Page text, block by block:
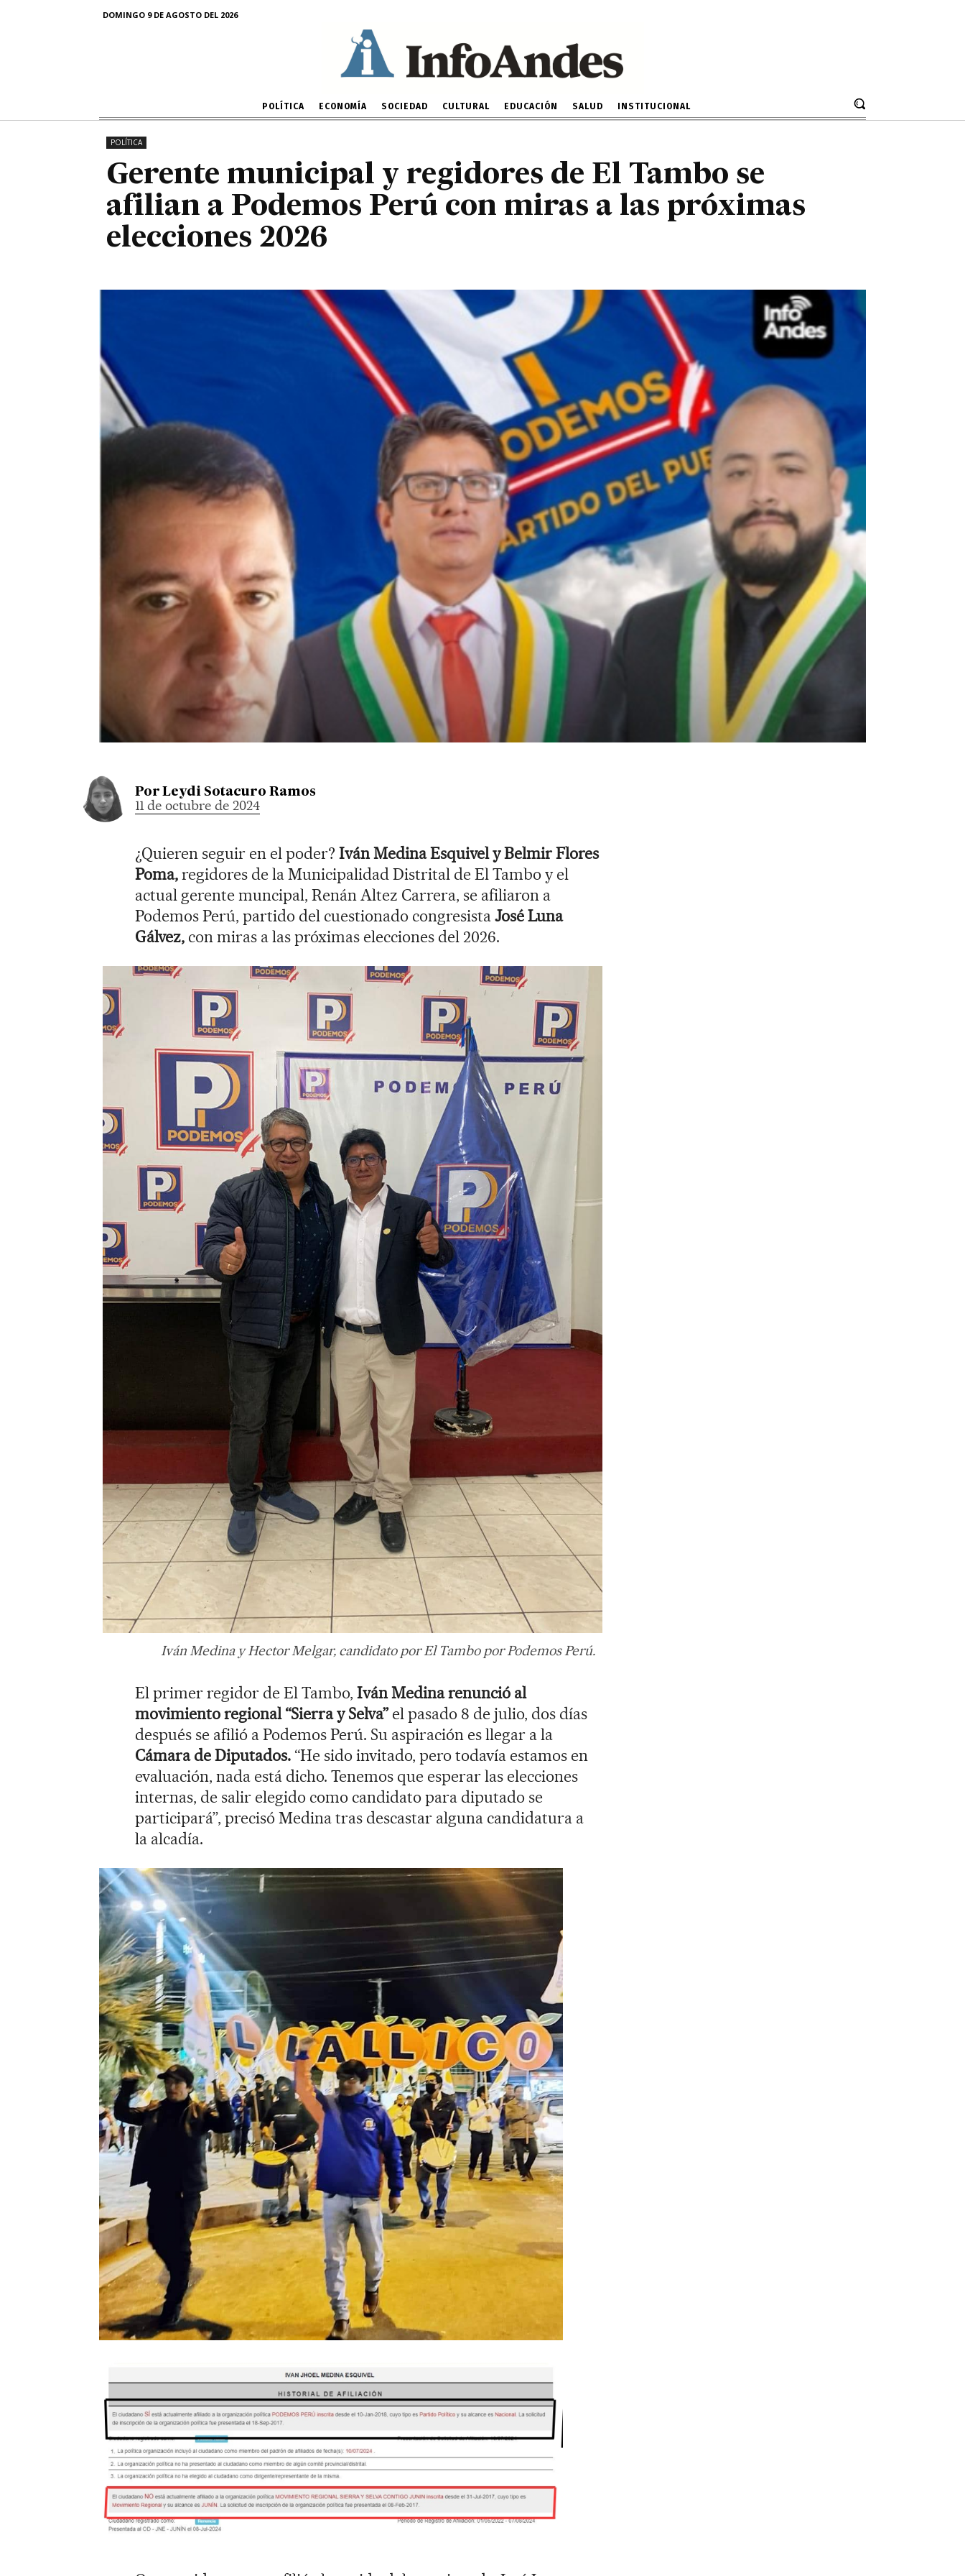
DOMINGO 9 DE AGOSTO DEL 2026
POLÍTICA ECONOMÍA SOCIEDAD CULTURAL EDUCACIÓN SALUD INSTITUCIONAL
a Podemos Perú con miras a las próximas elecciones
2026
POLÍTICA
Gerente municipal y regidores de El Tambo se
afilian a Podemos Perú con miras a las próximas
elecciones 2026
Por Leydi Sotacuro Ramos
11 de octubre de 2024
¿Quieren seguir en el poder? Iván Medina Esquivel y Belmir Flores
Poma,regidores de la Municipalidad Distrital de El Tambo y el
actual gerente muncipal, Renán Altez Carrera, se afiliaron a
Podemos Perú, partido del cuestionado congresistaJosé Luna
Gálvez, con miras a las próximas elecciones del 2026.
Iván Medina y Hector Melgar, candidato por El Tambo por Podemos Perú.
El primer regidor de El Tambo, Iván Medina renunció al
movimiento regional “Sierra y Selva”el pasado 8 de julio, dos días
después se afilió a Podemos Perú. Su aspiración es llegar a la
Cámara de Diputados. “He sido invitado, pero todavía estamos en
evaluación, nada está dicho. Tenemos que esperar las elecciones
internas, de salir elegido como candidato para diputado se
participará”, precisó Medina tras descastar alguna candidatura a
la alcadía.